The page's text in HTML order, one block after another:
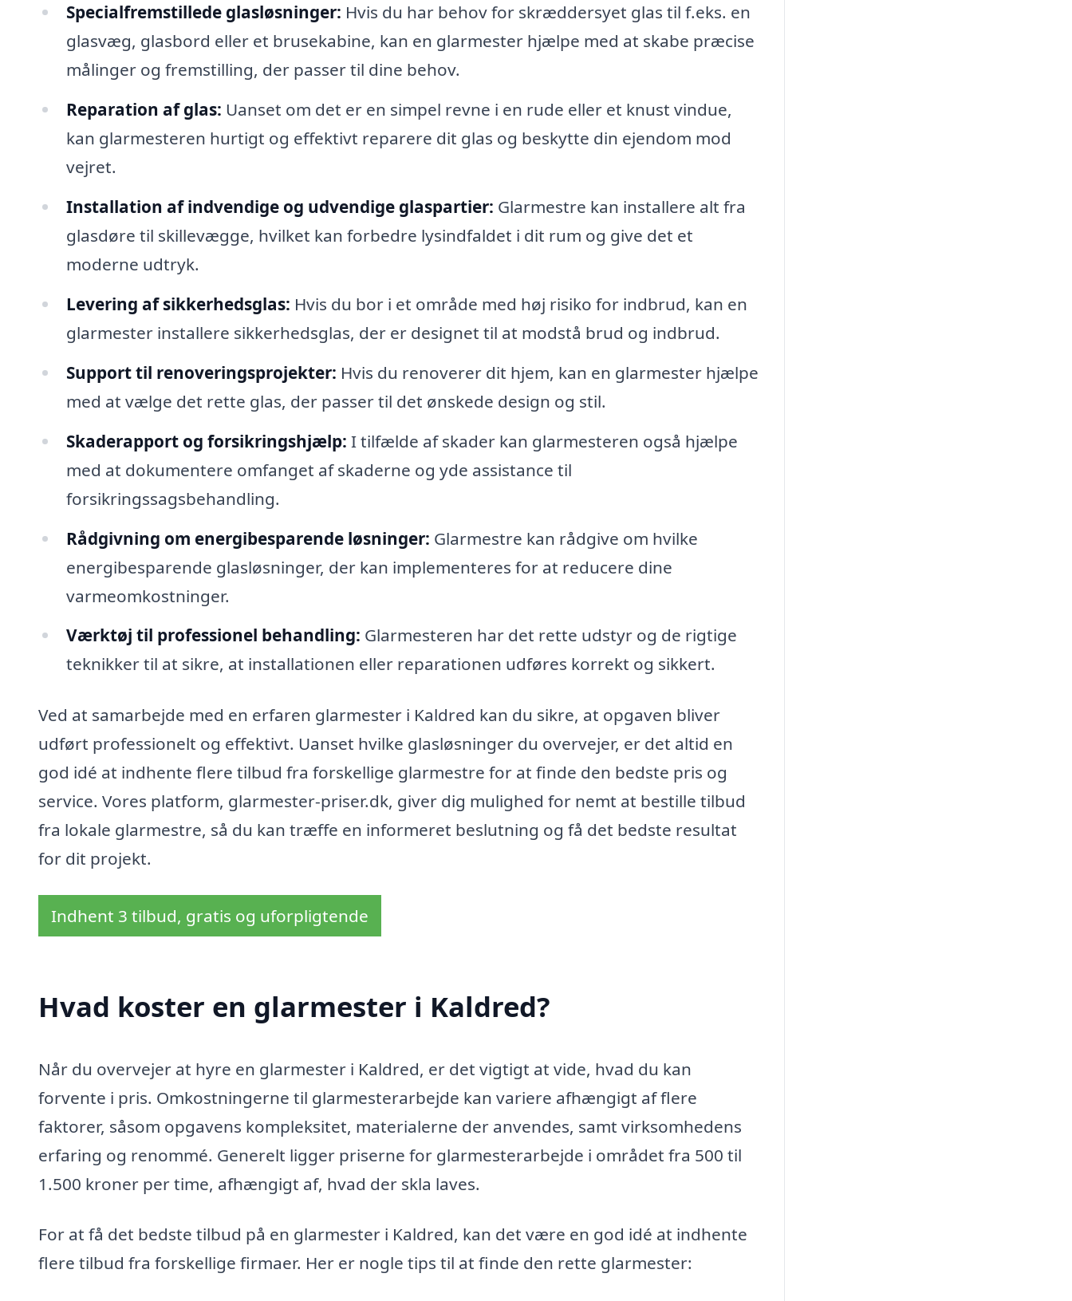
Specialfremstillede glasløsninger: Hvis du har behov for skræddersyet glas til f.eks. en
glasvæg, glasbord eller et brusekabine, kan en glarmester hjælpe med at skabe præcise
målinger og fremstilling, der passer til dine behov.
Reparation af glas: Uanset om det er en simpel revne i en rude eller et knust vindue,
kan glarmesteren hurtigt og effektivt reparere dit glas og beskytte din ejendom mod
vejret.
Installation af indvendige og udvendige glaspartier: Glarmestre kan installere alt fra
glasdøre til skillevægge, hvilket kan forbedre lysindfaldet i dit rum og give det et
moderne udtryk.
Levering af sikkerhedsglas: Hvis du bor i et område med høj risiko for indbrud, kan en
glarmester installere sikkerhedsglas, der er designet til at modstå brud og indbrud.
Support til renoveringsprojekter: Hvis du renoverer dit hjem, kan en glarmester hjælpe
med at vælge det rette glas, der passer til det ønskede design og stil.
Skaderapport og forsikringshjælp: I tilfælde af skader kan glarmesteren også hjælpe
med at dokumentere omfanget af skaderne og yde assistance til
forsikringssagsbehandling.
Rådgivning om energibesparende løsninger: Glarmestre kan rådgive om hvilke
energibesparende glasløsninger, der kan implementeres for at reducere dine
varmeomkostninger.
Værktøj til professionel behandling: Glarmesteren har det rette udstyr og de rigtige
teknikker til at sikre, at installationen eller reparationen udføres korrekt og sikkert.
Ved at samarbejde med en erfaren glarmester i Kaldred kan du sikre, at opgaven bliver
udført professionelt og effektivt. Uanset hvilke glasløsninger du overvejer, er det altid en
god idé at indhente flere tilbud fra forskellige glarmestre for at finde den bedste pris og
service. Vores platform, glarmester-priser.dk, giver dig mulighed for nemt at bestille tilbud
fra lokale glarmestre, så du kan træffe en informeret beslutning og få det bedste resultat
for dit projekt.
Indhent 3 tilbud, gratis og uforpligtende
Hvad koster en glarmester i Kaldred?
Når du overvejer at hyre en glarmester i Kaldred, er det vigtigt at vide, hvad du kan
forvente i pris. Omkostningerne til glarmesterarbejde kan variere afhængigt af flere
faktorer, såsom opgavens kompleksitet, materialerne der anvendes, samt virksomhedens
erfaring og renommé. Generelt ligger priserne for glarmesterarbejde i området fra 500 til
1.500 kroner per time, afhængigt af, hvad der skla laves.
For at få det bedste tilbud på en glarmester i Kaldred, kan det være en god idé at indhente
flere tilbud fra forskellige firmaer. Her er nogle tips til at finde den rette glarmester: